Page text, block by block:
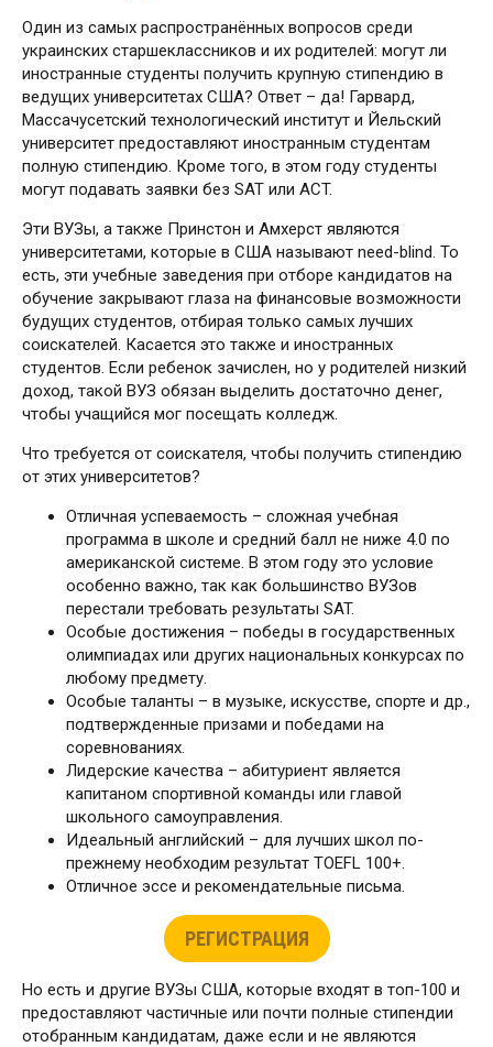
Один из самых распространённых вопросов среди
украинских старшеклассников и их родителей: могут ли
иностранные студенты получить крупную стипендию в
ведущих университетах США? Ответ – да! Гарвард,
Массачусетский технологический институт и Йельский
университет предоставляют иностранным студентам
полную стипендию. Кроме того, в этом году студенты
могут подавать заявки без SAT или ACT.
Эти ВУЗы, а также Принстон и Амхерст являются
университетами, которые в США называют need-blind. То
есть, эти учебные заведения при отборе кандидатов на
обучение закрывают глаза на финансовые возможности
будущих студентов, отбирая только самых лучших
соискателей. Касается это также и иностранных
студентов. Если ребенок зачислен, но у родителей низкий
доход, такой ВУЗ обязан выделить достаточно денег,
чтобы учащийся мог посещать колледж.
Что требуется от соискателя, чтобы получить стипендию
от этих университетов?
Отличная успеваемость – сложная учебная
программа в школе и средний балл не ниже 4.0 по
американской системе. В этом году это условие
особенно важно, так как большинство ВУЗов
перестали требовать результаты SAT.
Особые достижения – победы в государственных
олимпиадах или других национальных конкурсах по
любому предмету.
Особые таланты – в музыке, искусстве, спорте и др.,
подтвержденные призами и победами на
соревнованиях.
Лидерские качества – абитуриент является
капитаном спортивной команды или главой
школьного самоуправления.
Идеальный английский – для лучших школ по-
прежнему необходим результат TOEFL 100+.
Отличное эссе и рекомендательные письма.
РЕГИСТРАЦИЯ
Но есть и другие ВУЗы США, которые входят в топ-100 и
предоставляют частичные или почти полные стипендии
отобранным кандидатам, даже если и не являются